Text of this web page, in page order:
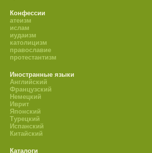
Конфессии
атеизм
ислам
иудаизм
католицизм
православие
протестантизм
Иностранные языки
Английский
Французский
Немецкий
Иврит
Японский
Турецкий
Испанский
Китайский
Каталоги